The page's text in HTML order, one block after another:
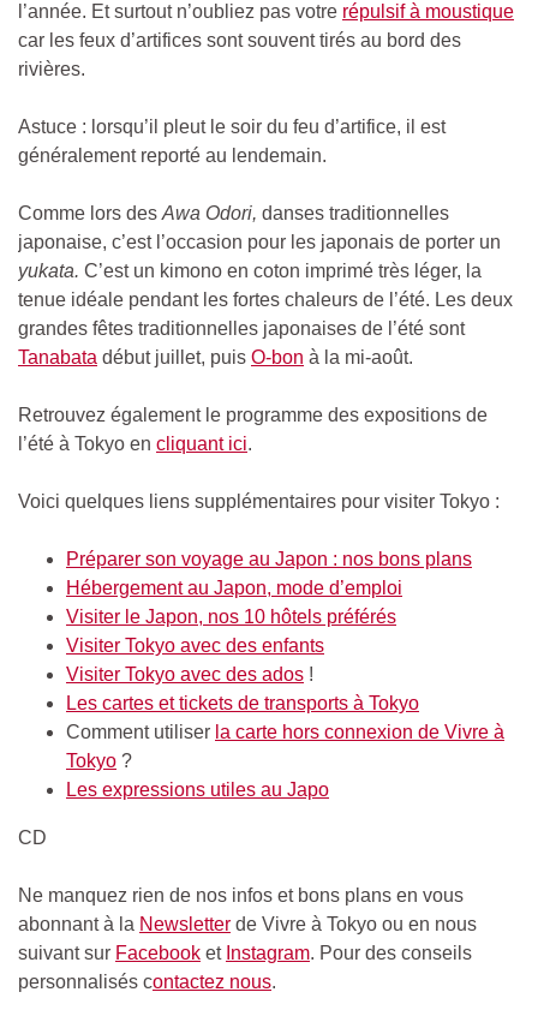
l’année. Et surtout n’oubliez pas votre répulsif à moustique
car les feux d’artifices sont souvent tirés au bord des
rivières.
Astuce : lorsqu’il pleut le soir du feu d’artifice, il est
généralement reporté au lendemain.
Comme lors des Awa Odori, danses traditionnelles
japonaise, c’est l’occasion pour les japonais de porter un
yukata. C’est un kimono en coton imprimé très léger, la
tenue idéale pendant les fortes chaleurs de l’été. Les deux
grandes fêtes traditionnelles japonaises de l’été sont
Tanabata début juillet, puis O-bon à la mi-août.
Retrouvez également le programme des expositions de
l’été à Tokyo en cliquant ici.
Voici quelques liens supplémentaires pour visiter Tokyo :
Préparer son voyage au Japon : nos bons plans
Hébergement au Japon, mode d’emploi
Visiter le Japon, nos 10 hôtels préférés
Visiter Tokyo avec des enfants
Visiter Tokyo avec des ados !
Les cartes et tickets de transports à Tokyo
Comment utiliser la carte hors connexion de Vivre à
Tokyo ?
Les expressions utiles au Japo
CD
Ne manquez rien de nos infos et bons plans en vous
abonnant à la Newsletter de Vivre à Tokyo ou en nous
suivant sur Facebook et Instagram. Pour des conseils
personnalisés contactez nous.